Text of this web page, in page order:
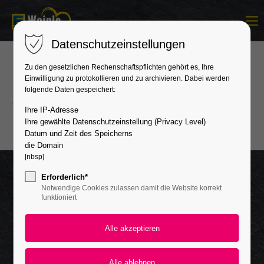
Login
Benutzername
Passwort
Register|Lost your password?
Lorem ipsum dolor sit amet:
Zurück zur Newsübersicht
Datenschutzeinstellungen
Zu den gesetzlichen Rechenschaftspflichten gehört es, Ihre
Einwilligung zu protokollieren und zu archivieren. Dabei werden
folgende Daten gespeichert:
Ihre IP-Adresse
Ihre gewählte Datenschutzeinstellung (Privacy Level)
Datum und Zeit des Speicherns
die Domain
[nbsp]
Erforderlich*
Notwendige Cookies zulassen damit die Website korrekt
funktioniert